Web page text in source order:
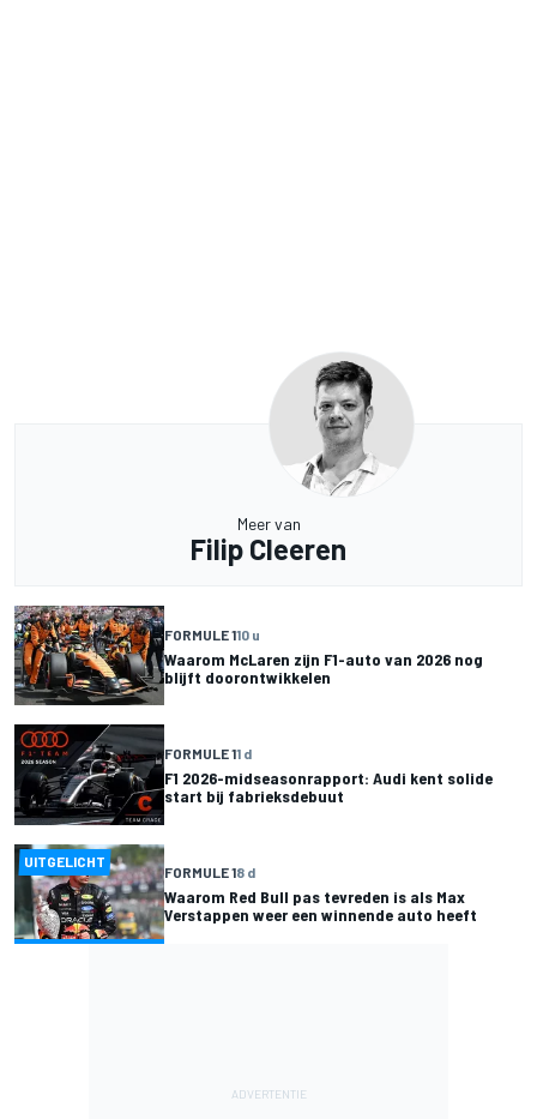
Meer van
Filip Cleeren
FORMULE 110 u
Waarom McLaren zijn F1-auto van 2026 nog
blijft doorontwikkelen
FORMULE 11 d
F1 2026-midseasonrapport: Audi kent solide
start bij fabrieksdebuut
UITGELICHT
FORMULE 18 d
Waarom Red Bull pas tevreden is als Max
Verstappen weer een winnende auto heeft